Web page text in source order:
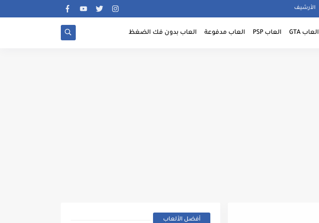
الأرشيف
العاب GTA العاب PSP العاب مدفوعة العاب بدون فك الضغظ
أفضل الألعاب